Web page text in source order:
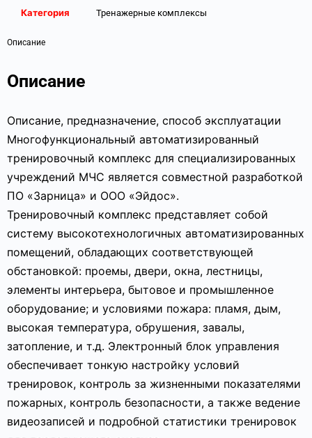
Категория Тренажерные комплексы
Описание
Описание
Описание, предназначение, способ эксплуатации
Многофункциональный автоматизированный
тренировочный комплекс для специализированных
учреждений МЧС является совместной разработкой
ПО «Зарница» и ООО «Эйдос».
Тренировочный комплекс представляет собой
систему высокотехнологичных автоматизированных
помещений, обладающих соответствующей
обстановкой: проемы, двери, окна, лестницы,
элементы интерьера, бытовое и промышленное
оборудование; и условиями пожара: пламя, дым,
высокая температура, обрушения, завалы,
затопление, и т.д. Электронный блок управления
обеспечивает тонкую настройку условий
тренировок, контроль за жизненными показателями
пожарных, контроль безопасности, а также ведение
видеозаписей и подробной статистики тренировок